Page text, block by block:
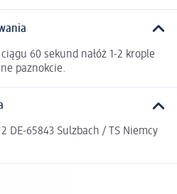
60 sekund nałóż 1-2 krople
paznokcie.
DE-65843 Sulzbach / TS Niemcy